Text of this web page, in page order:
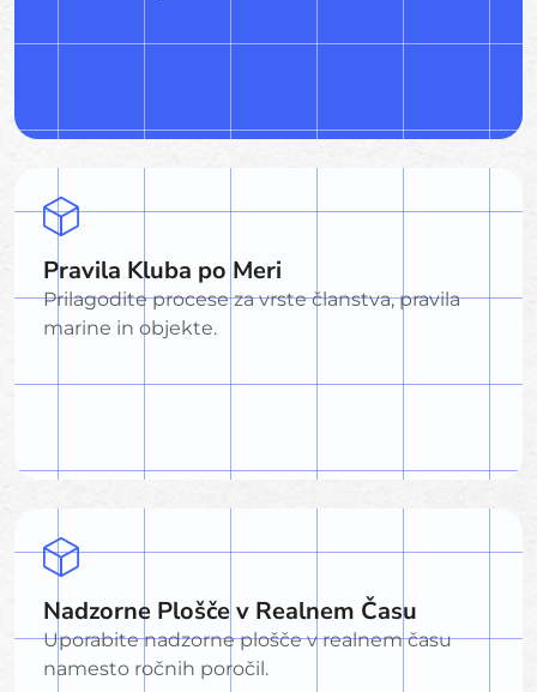
Pravila Kluba po Meri
Prilagodite procese za vrste članstva, pravila
marine in objekte.
Nadzorne Plošče v Realnem Času
Uporabite nadzorne plošče v realnem času
namesto ročnih poročil.